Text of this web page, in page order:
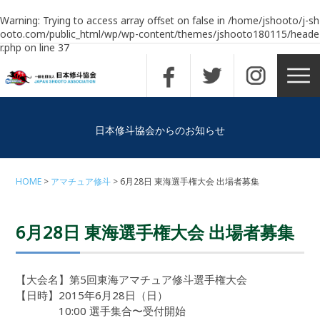
Warning: Trying to access array offset on false in /home/jshooto/j-sh
ooto.com/public_html/wp/wp-content/themes/jshooto180115/heade
r.phpon line37
日本修斗協会からのお知らせ
HOME アマチュア修斗 6月28日 東海選手権大会 出場者募集
6月28日 東海選手権大会 出場者募集
【大会名】第5回東海アマチュア修斗選手権大会
【日時】2015年6月28日（日）
10:00 選手集合〜受付開始